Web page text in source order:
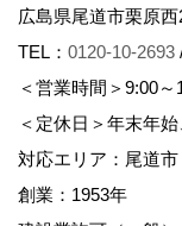
広島県尾道市栗原
TEL： 0120-10-2693
＜営業時間＞9:00
＜定休日＞年末年
対応エリア：尾道
創業：1953年